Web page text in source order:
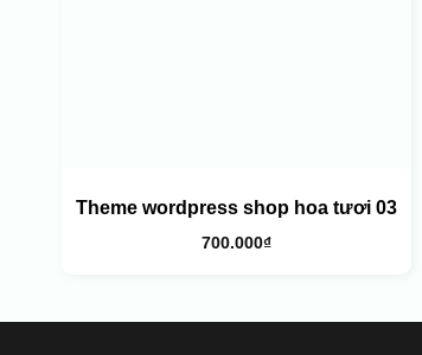
Theme wordpress shop hoa tươi 03
700.000₫